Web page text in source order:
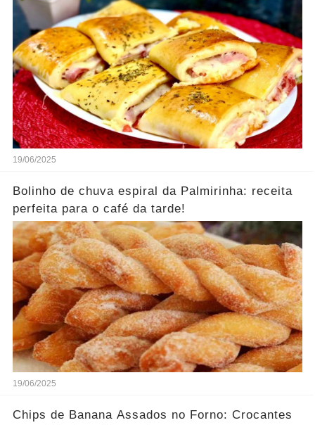
19/06/2025
Bolinho de chuva espiral da Palmirinha: receita
perfeita para o café da tarde!
19/06/2025
Chips de Banana Assados no Forno: Crocantes